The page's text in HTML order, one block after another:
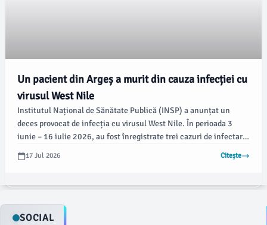
Un pacient din Argeș a murit din cauza infecției cu
virusul West Nile
Institutul Național de Sănătate Publică (INSP) a anunțat un
deces provocat de infecția cu virusul West Nile. În perioada 3
iunie – 16 iulie 2026, au fost înregistrate trei cazuri de infectare,
conform datelor instituției.
17 Jul 2026 Citește
SOCIAL